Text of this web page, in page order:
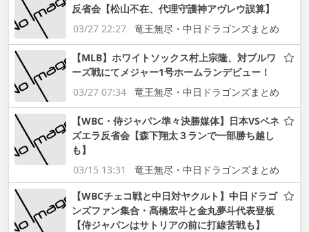
反省会【松山不在、代理守護神アヴレウ誤算】
03/27 22:27
竜王無尽・中日ドラゴンズまとめ
【MLB】ホワイトソックス村上宗隆、対ブルワ
ーズ戦にてメジャー1号ホームランデビュー！
03/27 07:34
竜王無尽・中日ドラゴンズまとめ
【WBC・侍ジャパン準々決勝媒体】日本VSベネ
ズエラ反省会【森下翔太３ランで一部勝ち越し
も】
03/15 13:31
竜王無尽・中日ドラゴンズまとめ
【WBCチェコ戦と中日対ヤクルト】中日ドラゴ
ンズファン集合・髙橋宏斗と金丸夢斗代表登板
【侍ジャパンはサトリアの前に打線苦戦も】